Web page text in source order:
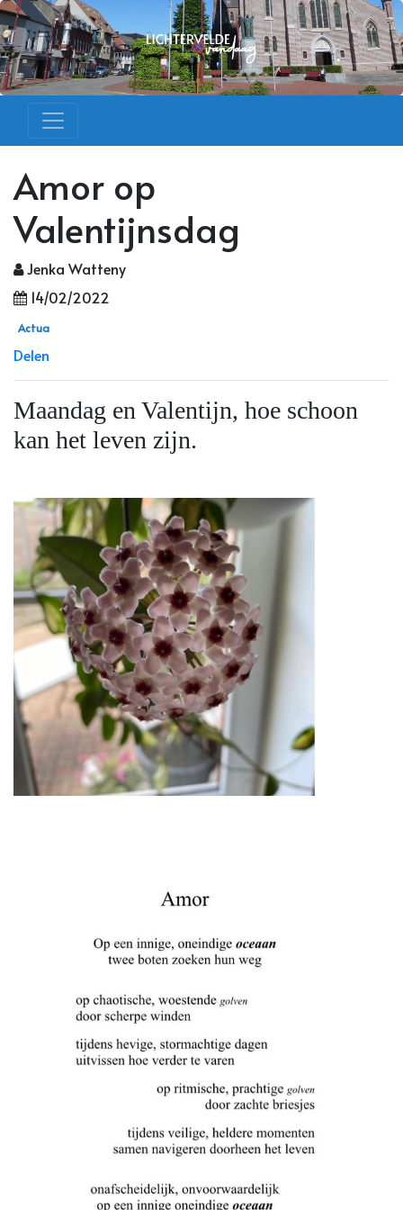
Amor op
Valentijnsdag
Jenka Watteny
14/02/2022
Actua
Delen
Maandag en Valentijn, hoe schoon
kan het leven zijn.